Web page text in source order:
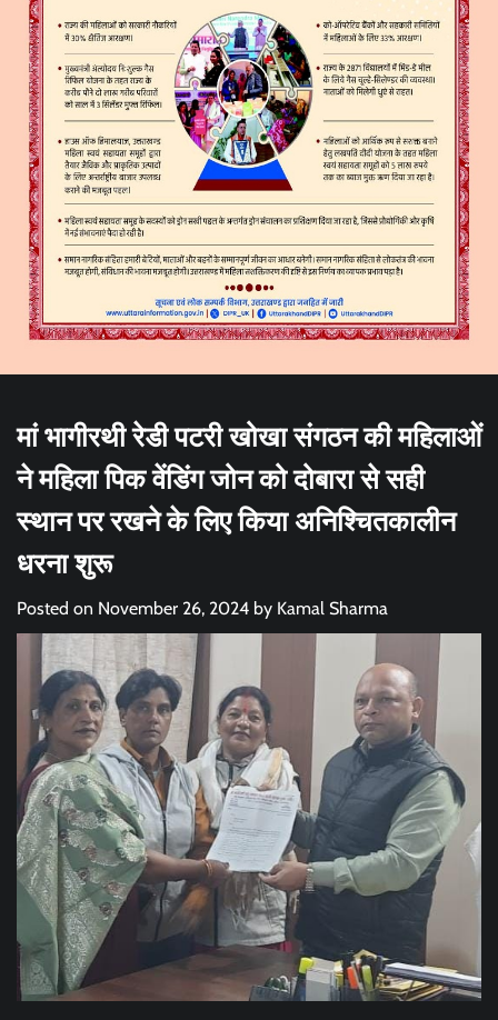
मां भागीरथी रेडी पटरी खोखा संगठन की महिलाओं
ने महिला पिक वेंडिंग जोन को दोबारा से सही
स्थान पर रखने के लिए किया अनिश्चितकालीन
धरना शुरू
Posted on November 26, 2024 by Kamal Sharma